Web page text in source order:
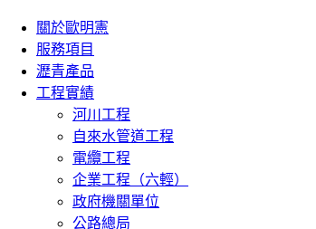
關於歐明憲
服務項目
瀝青產品
工程實績
河川工程
自來水管道工程
電纜工程
企業工程（六輕）
政府機關單位
公路總局